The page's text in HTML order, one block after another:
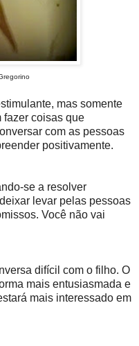
mas somente
fazer coisas que
com as pessoas
positivamente.
se a resolver
levar pelas pessoas
Você não vai
difícil com o filho. O
mais entusiasmada e
mais interessado em